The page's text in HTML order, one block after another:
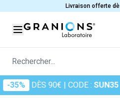
Livraison offerte
Rechercher...
-35% DÈS 90€| CODE :SUN35